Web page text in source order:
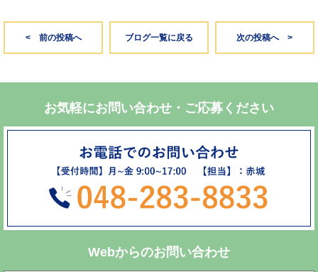
< 前の投稿へ ブログ一覧に戻る 次の投稿へ >
お気軽にお問い合わせ・ご応募ください
Webからのお問い合わせ